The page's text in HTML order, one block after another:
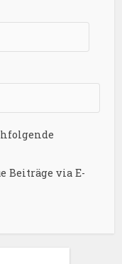
Beiträge via E-